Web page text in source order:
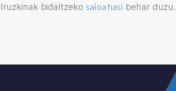
Iruzkinak bidaltzeko saioa hasi behar duzu.